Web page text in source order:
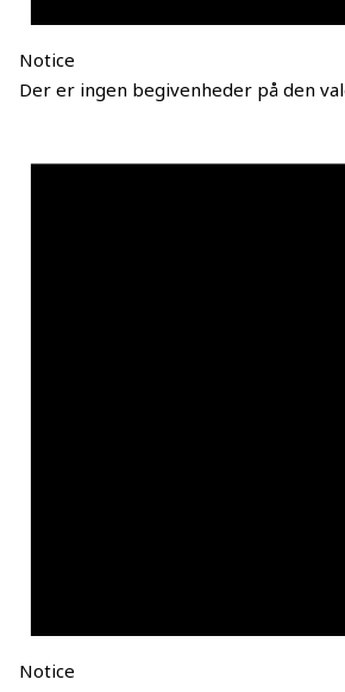
Notice
Der er ingen begivenheder på den
Notice